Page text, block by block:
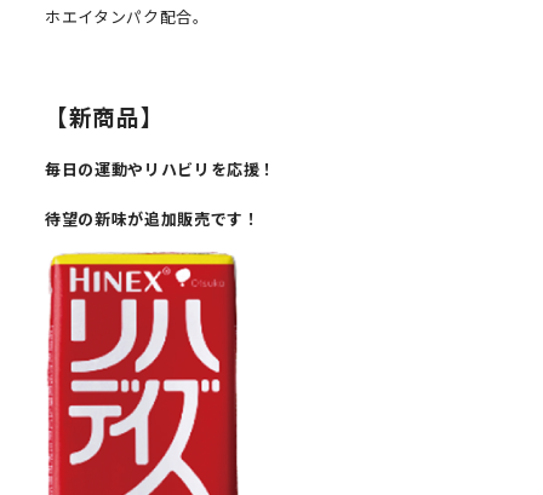
ホエイタンパク配合。
【新商品】
毎日の運動やリハビリを応援！
待望の新味が追加販売です！